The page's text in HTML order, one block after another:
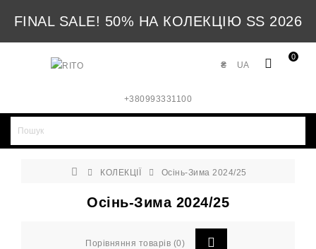
FINAL SALE! 50% НА КОЛЕКЦІЮ SS 2026
0
UA
₴
+380993331100
КОЛЕКЦІЇ Осінь-Зима 2024/25
Осінь-Зима 2024/25
Порівняння товарів (0)